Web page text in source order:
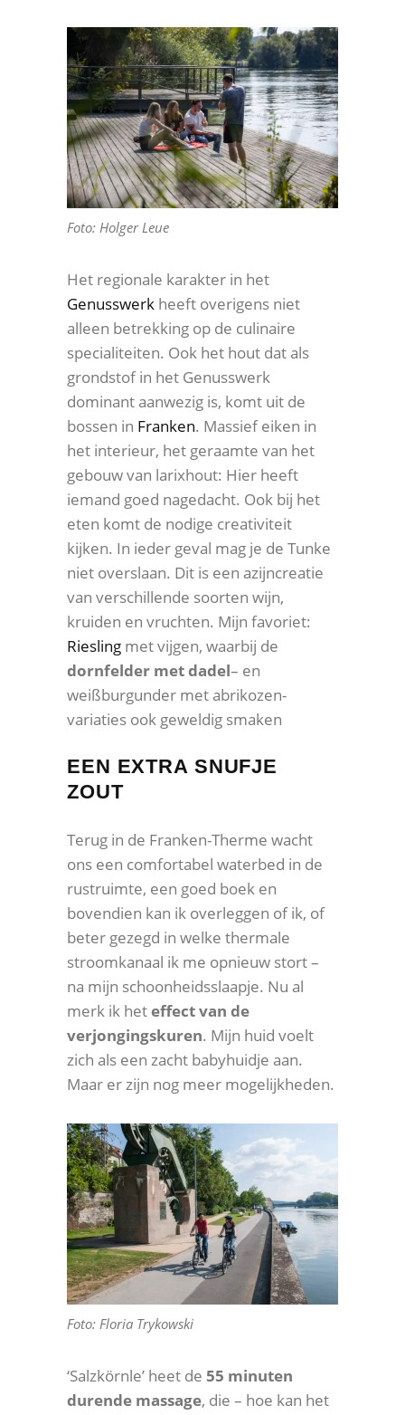
Foto: Holger Leue
Het regionale karakter in het
Genusswerk heeft overigens niet
alleen betrekking op de culinaire
specialiteiten. Ook het hout dat als
grondstof in het Genusswerk
dominant aanwezig is, komt uit de
bossen in Franken. Massief eiken in
het interieur, het geraamte van het
gebouw van larixhout: Hier heeft
iemand goed nagedacht. Ook bij het
eten komt de nodige creativiteit
kijken. In ieder geval mag je de Tunke
niet overslaan. Dit is een azijncreatie
van verschillende soorten wijn,
kruiden en vruchten. Mijn favoriet:
Riesling met vijgen, waarbij de
dornfelder met dadel– en
weißburgunder met abrikozen-
variaties ook geweldig smaken
EEN EXTRA SNUFJE
ZOUT
Terug in de Franken-Therme wacht
ons een comfortabel waterbed in de
rustruimte, een goed boek en
bovendien kan ik overleggen of ik, of
beter gezegd in welke thermale
stroomkanaal ik me opnieuw stort –
na mijn schoonheidsslaapje. Nu al
merk ik heteffect van de
verjongingskuren. Mijn huid voelt
zich als een zacht babyhuidje aan.
Maar er zijn nog meer mogelijkheden.
Foto: Floria Trykowski
‘Salzkörnle’ heet de 55 minuten
durende massage, die – hoe kan het